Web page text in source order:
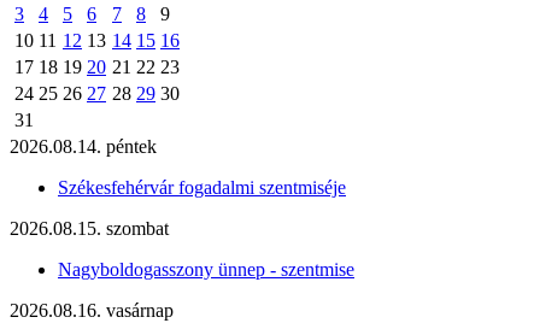
3
4 5 6 7 8
9
10 11 12 13 14 15 16
17 18 19 20 21 22 23
24 25 26 27 28 29 30
31
2026.08.14. péntek
Székesfehérvár fogadalmi szentmiséje
2026.08.15. szombat
Nagyboldogasszony ünnep - szentmise
2026.08.16. vasárnap